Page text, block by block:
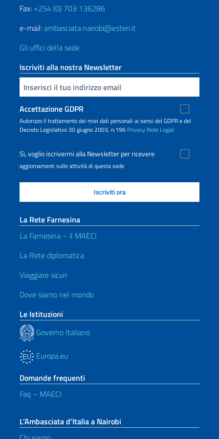
Fax: +254 (0) 703 136286
e-mail:ambasciata.nairobi@esteri.it
Gli uffici della sede
Iscriviti alla nostra Newsletter
Inserisci la tua email
Accettazione GDPR
Autorizzo il trattamento dei miei dati personali ai sensi del GDPR e del
Decreto Legislativo 30 giugno 2003, n.196 Privacy Note Legali
Sì, voglio iscrivermi alla Newsletter per ricevere
aggiornamenti sulle attività di questa sede
La Rete Farnesina
La Farnesina – il MAECI
La Rete diplomatica
Viaggiare sicuri
Dove siamo nel mondo
Le Istituzioni
Governo Italiano
Europa.eu
Domande frequenti
Faq – MAECI
L’Ambasciata d’Italia a Nairobi